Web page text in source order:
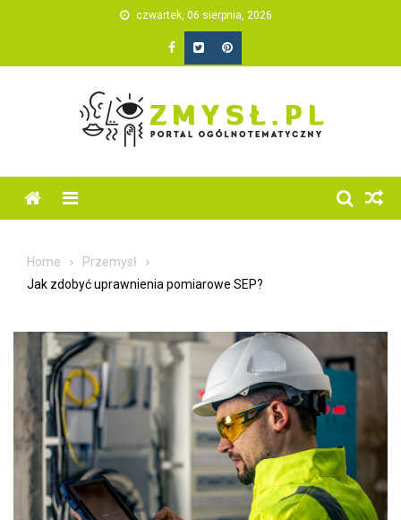
czwartek, 06 sierpnia, 2026
Home
Przemysł
Jak zdobyć uprawnienia pomiarowe SEP?